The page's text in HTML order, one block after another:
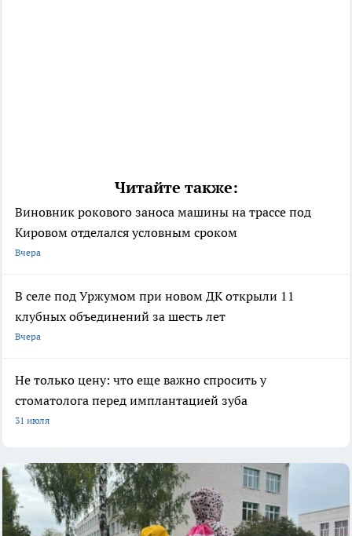
Читайте также:
Виновник рокового заноса машины на трассе под
Кировом отделался условным сроком
Вчера
В селе под Уржумом при новом ДК открыли 11
клубных объединений за шесть лет
Вчера
Не только цену: что еще важно спросить у
стоматолога перед имплантацией зуба
31 июля